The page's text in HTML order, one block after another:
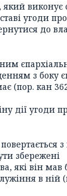
який виконує
угоди
до
з боку
(пор. кан
дії угоди
з
збережені
які він
в ній